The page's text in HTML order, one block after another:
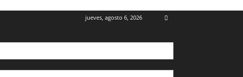
jueves, agosto 6, 2026